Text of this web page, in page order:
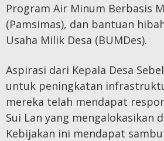
Program Air Minum Berbasis
(Pamsimas), dan bantuan
Usaha Milik Desa (BUMDes).
Aspirasi dari Kepala Desa
untuk peningkatan
mereka telah mendapat
Sui Lan yang mengalokasikan
Kebijakan ini mendapat